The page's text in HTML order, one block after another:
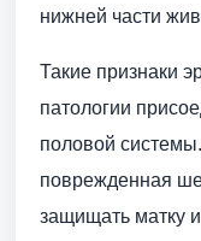
нижней части
Такие признаки
патологии
половой
поврежденная
защищать матку